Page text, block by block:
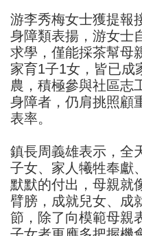
游李秀梅女士獲提報
身障類表揚，游女士
求學，僅能採茶幫母
家育1子1女，皆已成
農，積極參與社區志
身障者，仍肩挑照顧
表率。
鎮長周義雄表示，全
子女、家人犧牲奉獻
默默的付出，母親就
臂膀，成就兒女、成
節，除了向模範母親